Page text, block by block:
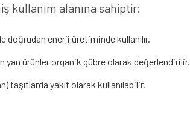
kullanım alanına sahiptir:
doğrudan enerji üretiminde kullanılır.
yan ürünler organik gübre olarak değerlendirilir.
taşıtlarda yakıt olarak kullanılabilir.